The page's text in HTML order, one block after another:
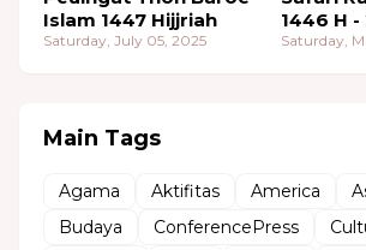
Islam 1447 Hijjriah
Saturday, July 05, 2025
1446 H -
Saturday,
Main Tags
Agama Aktifitas America
Budaya
ConferencePress